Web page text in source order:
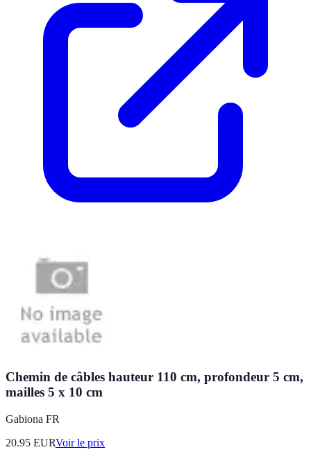
Chemin de câbles hauteur 110 cm, profondeur 5 cm,
mailles 5 x 10 cm
Gabiona FR
20.95 EURVoir le prix